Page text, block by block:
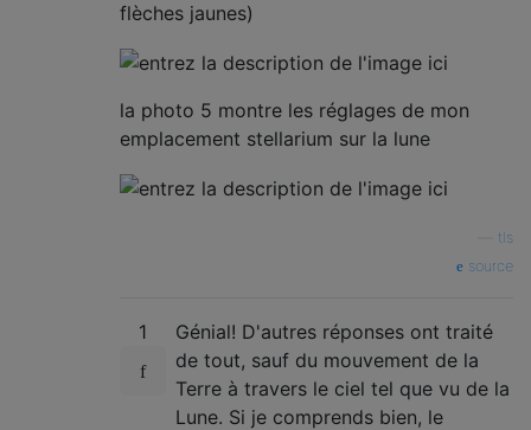
flèches jaunes)
la photo 5 montre les réglages de mon
emplacement stellarium sur la lune
tls
source
1
Génial! D'autres réponses ont traité
de tout, sauf du mouvement de la
Terre à travers le ciel tel que vu de la
Lune. Si je comprends bien, le